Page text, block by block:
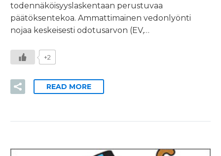
todennäköisyyslaskentaan perustuvaa
päätöksentekoa. Ammattimainen vedonlyönti
nojaa keskeisesti odotusarvon (EV,…
+2
READ MORE